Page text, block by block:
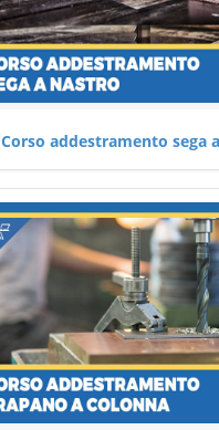
Corso addestramento sega